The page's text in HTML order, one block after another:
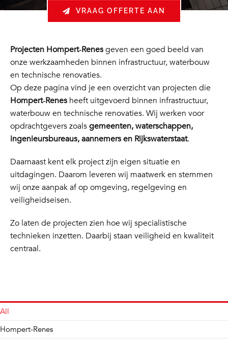
VRAAG OFFERTE AAN
Projecten Hompert‑Renesgeven een goed beeld van
onze werkzaamheden binnen infrastructuur, waterbouw
en technische renovaties.
Op deze pagina vind je een overzicht van projecten die
Hompert‑Renesheeft uitgevoerd binnen infrastructuur,
waterbouw en technische renovaties. Wij werken voor
opdrachtgevers zoalsgemeenten, waterschappen,
ingenieursbureaus, aannemers en Rijkswaterstaat.
Daarnaast kent elk project zijn eigen situatie en
uitdagingen. Daarom leveren wij maatwerk en stemmen
wij onze aanpak af op omgeving, regelgeving en
veiligheidseisen.
Zo laten de projecten zien hoe wij specialistische
technieken inzetten. Daarbij staan veiligheid en kwaliteit
centraal.
All
Hompert-Renes